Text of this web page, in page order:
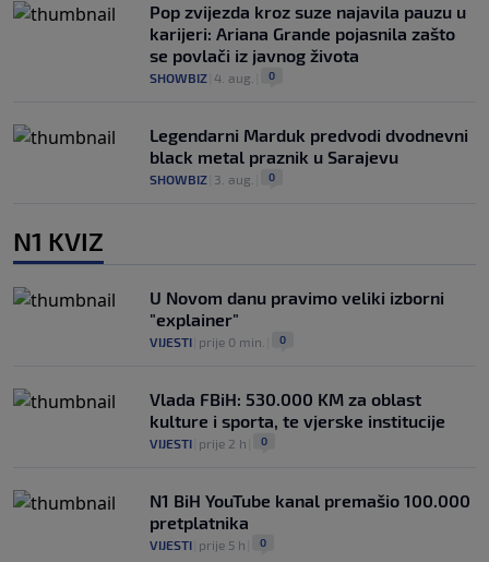
Pop zvijezda kroz suze najavila pauzu u
karijeri: Ariana Grande pojasnila zašto
se povlači iz javnog života
SHOWBIZ 4. aug. 0
Legendarni Marduk predvodi dvodnevni
black metal praznik u Sarajevu
SHOWBIZ 3. aug. 0
N1 KVIZ
U Novom danu pravimo veliki izborni
"explainer"
VIJESTI prije 0 min. 0
Vlada FBiH: 530.000 KM za oblast
kulture i sporta, te vjerske institucije
VIJESTI prije 2 h 0
N1 BiH YouTube kanal premašio 100.000
pretplatnika
VIJESTI prije 5 h 0